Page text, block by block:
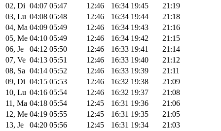
02, Di 04:07 05:47 12:46 16:34 19:45
21:19
03, Lu 04:08 05:48 12:46 16:34 19:44
21:18
04, Ma 04:09 05:49 12:46 16:34 19:43
21:16
05, Me 04:10 05:49 12:46 16:34 19:42
21:15
06, Je
04:12 05:50 12:46 16:33 19:41
21:14
07, Ve 04:13 05:51 12:46 16:33 19:40
21:12
08, Sa 04:14 05:52 12:46 16:33 19:39
21:11
09, Di 04:15 05:53 12:46 16:32 19:38
21:09
10, Lu 04:16 05:54 12:46 16:32 19:37
21:08
11, Ma 04:18 05:54 12:45 16:31 19:36
21:06
12, Me 04:19 05:55 12:45 16:31 19:35
21:05
13, Je
04:20 05:56 12:45 16:31 19:34
21:03